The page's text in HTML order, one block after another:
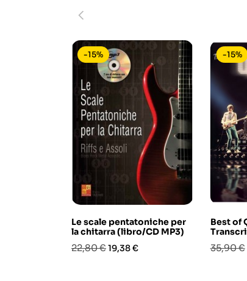
Le scale pentatoniche per
la chitarra (libro/CD MP3)
Prezzo
22,80 €Prezzo
19,38 €
-15%
Best of
Prezzo
35,90 €
-15%